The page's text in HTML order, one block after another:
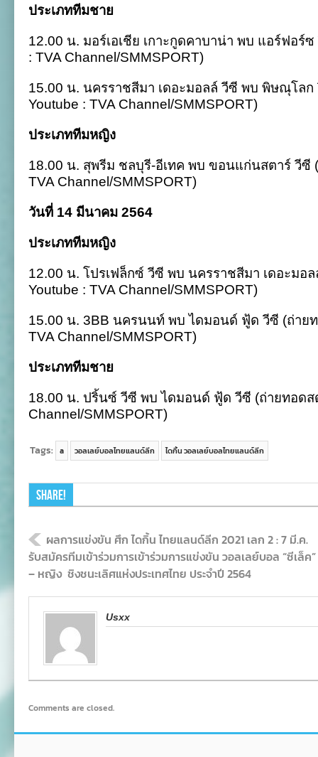
ประเภททีมชาย
12.00 น. มอร์เอเชีย เกาะกูดคาบาน่า พบ แอร์ฟอร์
: TVA Channel/SMMSPORT)
15.00 น. นครราชสีมา เดอะมอลล์ วีซี พบ พิษณุโลก
Youtube : TVA Channel/SMMSPORT)
ประเภททีมหญิง
18.00 น. สุพรีม ชลบุรี-อีเทค พบ ขอนแก่นสตาร์ วีซี
TVA Channel/SMMSPORT)
วันที่ 14 มีนาคม 2564
ประเภททีมหญิง
12.00 น. โปรเฟล็กซ์ วีซี พบ นครราชสีมา เดอะมอ
Youtube : TVA Channel/SMMSPORT)
15.00 น. 3BB นครนนท์ พบ ไดมอนด์ ฟู้ด วีซี (ถ่าย
TVA Channel/SMMSPORT)
ประเภททีมชาย
18.00 น. ปริ้นซ์ วีซี พบ ไดมอนด์ ฟู้ด วีซี (ถ่ายทอดส
Channel/SMMSPORT)
Tags: a วอลเลย์บอลไทยแลนด์ลีก ไดกิ้น วอลเลย์บอลไทยแลนด์ลีก
Share!
ผลการแข่งขัน ศึก ไดกิ้น ไทยแลนด์ลีก 2021 เลก 2 : 7 มี.ค.
รับสมัครทีมเข้าร่วมการเข้าร่วมการแข่งขัน วอลเลย์บอล “ซีเล็ค
– หญิง ชิงชนะเลิศแห่งประเทศไทย ประจำปี 2564
Usxx
Comments are closed.